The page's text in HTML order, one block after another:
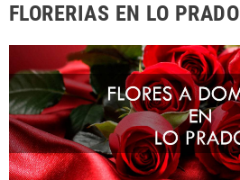
FLORERIAS EN LO PRADO